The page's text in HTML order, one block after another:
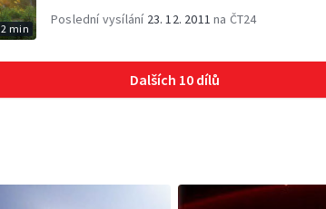
2 min
Poslední vysílání 23. 12. 2011 na ČT24
Dalších 10 dílů